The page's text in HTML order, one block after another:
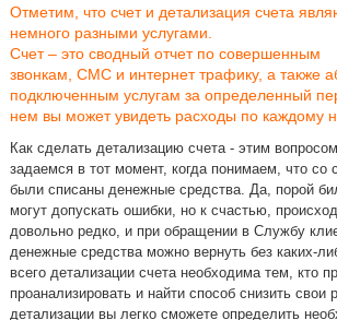
Отметим, что счет и детализация счета
немного разными услугами.
Счет – это сводный отчет по совершенным
звонкам, СМС и интернет трафику, а также
подключенным услугам за определенный
нем вы может увидеть расходы по каждому
Как сделать детализацию счета - этим
задаемся в тот момент, когда понимаем, что со
были списаны денежные средства. Да, порой
могут допускать ошибки, но к счастью,
довольно редко, и при обращении в Службу
денежные средства можно вернуть без каких-
всего детализации счета необходима тем, кто
проанализировать и найти способ снизить
детализации вы легко сможете определить